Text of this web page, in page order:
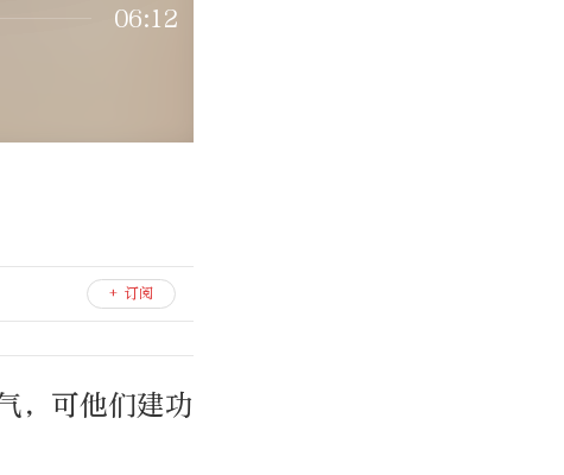
06:12
+ 订阅
，可他们建功